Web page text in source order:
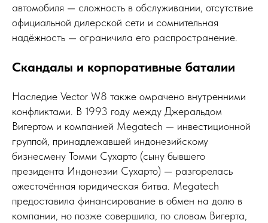
автомобиля — сложность в обслуживании, отсутствие
официальной дилерской сети и сомнительная
надёжность — ограничила его распространение.
Скандалы и корпоративные баталии
Наследие Vector W8 также омрачено внутренними
конфликтами. В 1993 году между Джеральдом
Вигертом и компанией Megatech — инвестиционной
группой, принадлежавшей индонезийскому
бизнесмену Томми Сухарто (сыну бывшего
президента Индонезии Сухарто) — разгорелась
ожесточённая юридическая битва. Megatech
предоставила финансирование в обмен на долю в
компании, но позже совершила, по словам Вигерта,